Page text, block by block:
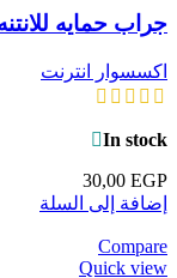
جراب حمايه
اكسسوار انترنت
In stock
30,00 EGP
إضافة إلى السلة
Compare
Quick view